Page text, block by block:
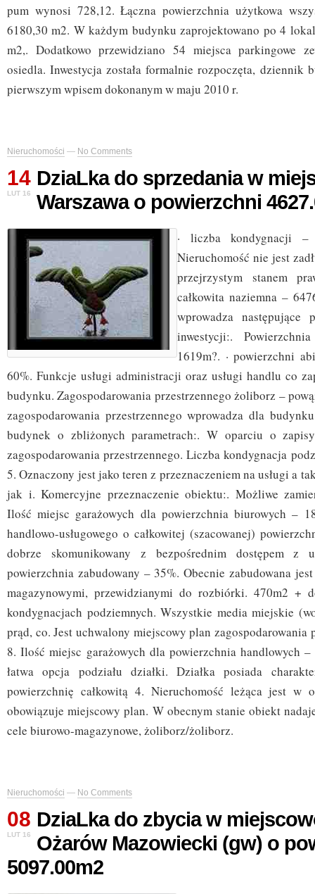
pum wynosi 728,12. Łączna powierzchnia użytkowa
6180,30 m2. W każdym budynku zaprojektowano po 4
m2,. Dodatkowo przewidziano 54 miejsca parkingowe
osiedla. Inwestycja została formalnie rozpoczęta, dziennik
pierwszym wpisem dokonanym w maju 2010 r.
Nieruchomości — No Comments
14
LUT 16
DziaLka do sprzedania w
Warszawa o powierzchni
· liczba kondygnacji
Nieruchomość nie jest
przejrzystym stanem
całkowita naziemna –
wprowadza następujące
inwestycji:.
1619m?. · powierzchni
60%. Funkcje usługi administracji oraz usługi handlu co
budynku. Zagospodarowania przestrzennego żoliborz –
zagospodarowania przestrzennego wprowadza dla
budynek o zbliżonych parametrach:. W oparciu o
zagospodarowania przestrzennego. Liczba kondygnacja
5. Oznaczony jest jako teren z przeznaczeniem na usługi a
jak i. Komercyjne przeznaczenie obiektu:. Możliwe
Ilość miejsc garażowych dla powierzchnia biurowych –
handlowo-usługowego o całkowitej (szacowanej)
dobrze skomunikowany z bezpośrednim dostępem z
powierzchnia zabudowany – 35%. Obecnie zabudowana
magazynowymi, przewidzianymi do rozbiórki. 470m2 +
kondygnacjach podziemnych. Wszystkie media miejskie
prąd, co. Jest uchwalony miejscowy plan zagospodarowania
8. Ilość miejsc garażowych dla powierzchnia handlowych
łatwa opcja podziału działki. Działka posiada
powierzchnię całkowitą 4. Nieruchomość leżąca jest w
obowiązuje miejscowy plan. W obecnym stanie obiekt
cele biurowo-magazynowe, żoliborz/żoliborz.
Nieruchomości — No Comments
08
LUT 16
DziaLka do zbycia w
Ożarów Mazowiecki (gw) o
5097.00m2